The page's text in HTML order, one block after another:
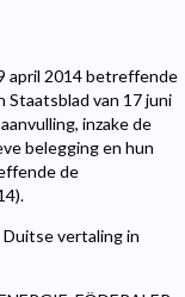
april 2014 betreffende
van 17 juni
inzake de
belegging en hun
de
vertaling in